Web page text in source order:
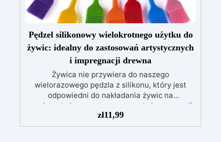
produktom kosmetycznym osobisty charakter,
używając substancji zapachowych i barwników
mydlanych. Będziesz zachwycony!
Pędzel silikonowy wielokrotnego użytku do
żywic: idealny do zastosowań artystycznych
i impregnacji drewna
Żywica nie przywiera do naszego
wielorazowego pędzla z silikonu, który jest
odpowiedni do nakładania żywic na
powierzchnie artystyczne oraz do impregnacji
drewna. Jest ekonomiczny i łatwy w
czyszczeniu ciepłą wodą i mydłem. Pędzel z
zł11,99